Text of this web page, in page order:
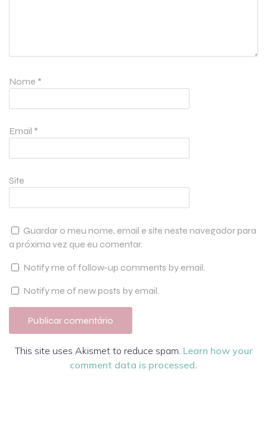
Nome *
Email *
Site
Guardar o meu nome, email e site neste navegador para
a próxima vez que eu comentar.
Notify me of follow-up comments by email.
Notify me of new posts by email.
This site uses Akismet to reduce spam. Learn how your
comment data is processed.